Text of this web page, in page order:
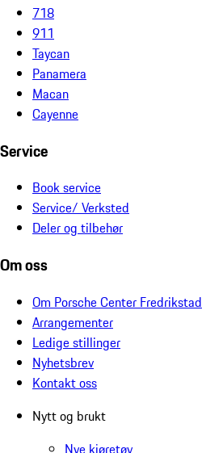
718
911
Taycan
Panamera
Macan
Cayenne
Service
Book service
Service/ Verksted
Deler og tilbehør
Om oss
Om Porsche Center Fredrikstad
Arrangementer
Ledige stillinger
Nyhetsbrev
Kontakt oss
Nytt og brukt
Nye kjøretøy